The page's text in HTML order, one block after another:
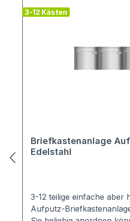
3-12 Kästen
Briefkastenanlage
Edelstahl
3-12 teilige einfache aber
Aufputz-